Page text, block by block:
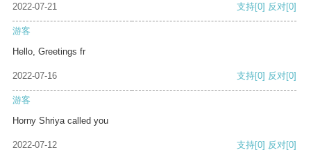
2022-07-21 支持[0] 反对[0]
游客
Hello, Greetings fr
2022-07-16 支持[0] 反对[0]
游客
Horny Shriya called you
2022-07-12 支持[0] 反对[0]